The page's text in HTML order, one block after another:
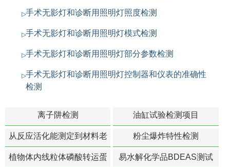
手术无影灯和诊断用照明灯照度检测
手术无影灯和诊断用照明灯模式检测
手术无影灯和诊断用照明灯部分参数检测
手术无影灯和诊断用照明灯控制器和仪表的准确性
检测
离子阱检测 油缸试验检测项目
从反应活化能测定到材料老
化寿命预测的经典模型
粉尘爆炸特性检测
植物体内线粒体磷酸转运蛋
易水解化学品BDEAS测试